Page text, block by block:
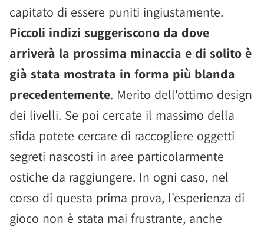
capitato di essere puniti ingiustamente.
Piccoli indizi suggeriscono da dove
arriverà la prossima minaccia e di solito è
già stata mostrata in forma più blanda
precedentemente. Merito dell'ottimo design
dei livelli. Se poi cercate il massimo della
sfida potete cercare di raccogliere oggetti
segreti nascosti in aree particolarmente
ostiche da raggiungere. In ogni caso, nel
corso di questa prima prova, l'esperienza di
gioco non è stata mai frustrante, anche